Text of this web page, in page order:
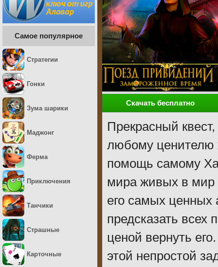
Скачать бесплатно
Прекрасный
любому ценителю
помощь самому
мира живых в мир
его самых ценных
предсказать всех
ценой вернуть
этой непростой
Самое популярное
Стратегии
Гонки
Зума шарики
Маджонг
Ферма
Приключения
Танчики
Страшные
Карточные